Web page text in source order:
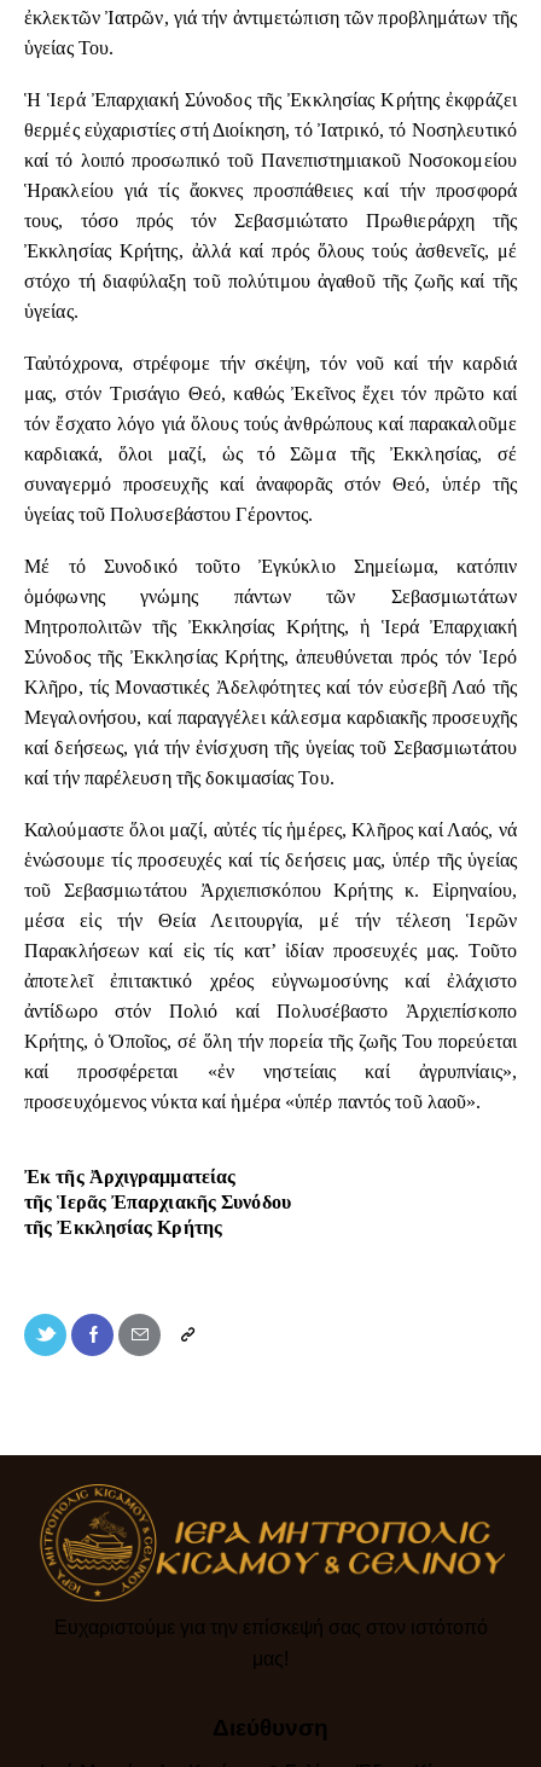
ἐκλεκτῶν Ἰατρῶν, γιά τήν ἀντιμετώπιση τῶν προβλημάτων τῆς
ὑγείας Του.
Ἡ Ἱερά Ἐπαρχιακή Σύνοδος τῆς Ἐκκλησίας Κρήτης ἐκφράζει
θερμές εὐχαριστίες στή Διοίκηση, τό Ἰατρικό, τό Νοσηλευτικό
καί τό λοιπό προσωπικό τοῦ Πανεπιστημιακοῦ Νοσοκομείου
Ἡρακλείου γιά τίς ἄοκνες προσπάθειες καί τήν προσφορά
τους, τόσο πρός τόν Σεβασμιώτατο Πρωθιεράρχη τῆς
Ἐκκλησίας Κρήτης, ἀλλά καί πρός ὅλους τούς ἀσθενεῖς, μέ
στόχο τή διαφύλαξη τοῦ πολύτιμου ἀγαθοῦ τῆς ζωῆς καί τῆς
ὑγείας.
Ταὐτόχρονα, στρέφομε τήν σκέψη, τόν νοῦ καί τήν καρδιά
μας, στόν Τρισάγιο Θεό, καθώς Ἐκεῖνος ἔχει τόν πρῶτο καί
τόν ἔσχατο λόγο γιά ὅλους τούς ἀνθρώπους καί παρακαλοῦμε
καρδιακά, ὅλοι μαζί, ὡς τό Σῶμα τῆς Ἐκκλησίας, σέ
συναγερμό προσευχῆς καί ἀναφορᾶς στόν Θεό, ὑπέρ τῆς
ὑγείας τοῦ Πολυσεβάστου Γέροντος.
Μέ τό Συνοδικό τοῦτο Ἐγκύκλιο Σημείωμα, κατόπιν
ὁμόφωνης γνώμης πάντων τῶν Σεβασμιωτάτων
Μητροπολιτῶν τῆς Ἐκκλησίας Κρήτης, ἡ Ἱερά Ἐπαρχιακή
Σύνοδος τῆς Ἐκκλησίας Κρήτης, ἀπευθύνεται πρός τόν Ἱερό
Κλῆρο, τίς Μοναστικές Ἀδελφότητες καί τόν εὐσεβῆ Λαό τῆς
Μεγαλονήσου, καί παραγγέλει κάλεσμα καρδιακῆς προσευχῆς
καί δεήσεως, γιά τήν ἐνίσχυση τῆς ὑγείας τοῦ Σεβασμιωτάτου
καί τήν παρέλευση τῆς δοκιμασίας Του.
Καλούμαστε ὅλοι μαζί, αὐτές τίς ἡμέρες, Κλῆρος καί Λαός, νά
ἑνώσουμε τίς προσευχές καί τίς δεήσεις μας, ὑπέρ τῆς ὑγείας
τοῦ Σεβασμιωτάτου Ἀρχιεπισκόπου Κρήτης κ. Εἰρηναίου,
μέσα εἰς τήν Θεία Λειτουργία, μέ τήν τέλεση Ἱερῶν
Παρακλήσεων καί εἰς τίς κατ’ ἰδίαν προσευχές μας. Τοῦτο
ἀποτελεῖ ἐπιτακτικό χρέος εὐγνωμοσύνης καί ἐλάχιστο
ἀντίδωρο στόν Πολιό καί Πολυσέβαστο Ἀρχιεπίσκοπο
Κρήτης, ὁ Ὁποῖος, σέ ὅλη τήν πορεία τῆς ζωῆς Του πορεύεται
καί προσφέρεται «ἐν νηστείαις καί ἀγρυπνίαις»,
προσευχόμενος νύκτα καί ἡμέρα «ὑπέρ παντός τοῦ λαοῦ».
Ἐκ τῆς Ἀρχιγραμματείας
τῆς Ἱερᾶς Ἐπαρχιακῆς Συνόδου
τῆς Ἐκκλησίας Κρήτης
Ευχαριστούμε για την επίσκεψή σας στον ιστότοπό
μας!​
Διεύθυνση